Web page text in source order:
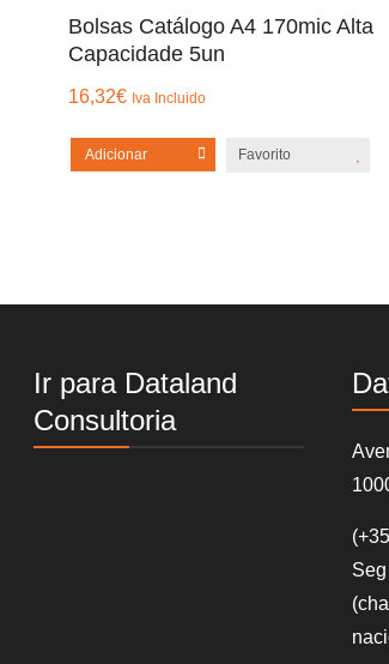
Bolsas Catálogo A4 170mic Alta
Capacidade 5un
16,32€ Iva Incluido
Adicionar Favorito
Ir para Dataland
Consultoria